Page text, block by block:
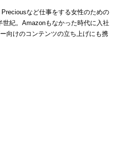
など仕事をする女性のための
紀。Amazonもなかった時代に入社
向けのコンテンツの立ち上げにも携